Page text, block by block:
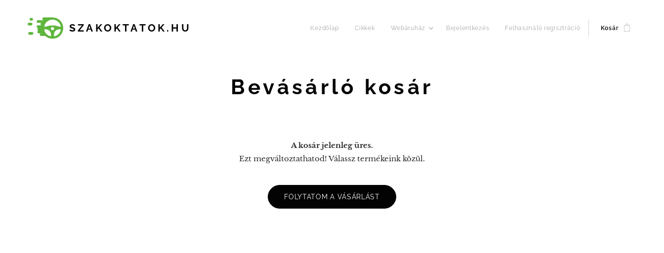
SZAKOKTATOK.HU Kezdőlap Cikkek Webáruház Bejelentkezés Felhasználó regisztráció Kosár
Bevásárló kosár
A kosár jelenleg üres.
Ezt megváltoztathatod! Válassz termékeink közül.
FOLYTATOM A VÁSÁRLÁST